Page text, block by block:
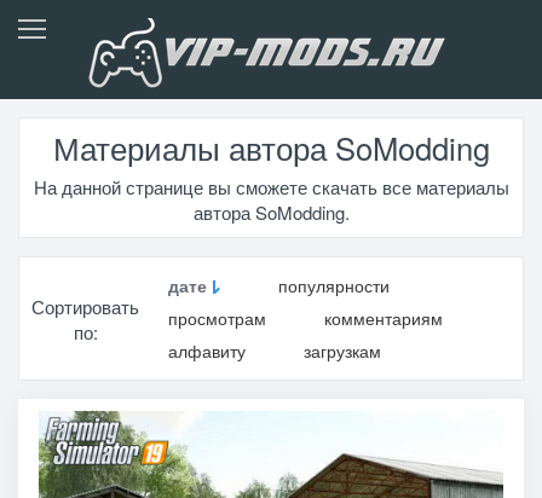
Материалы автора SoModding
На данной странице вы сможете скачать все материалы
автора SoModding.
Сортировать
по:
дате
популярности
просмотрам
комментариям
алфавиту
загрузкам